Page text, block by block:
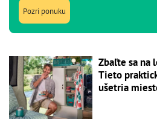
Pozri ponuku
Zbaľte sa na
Tieto
ušetria